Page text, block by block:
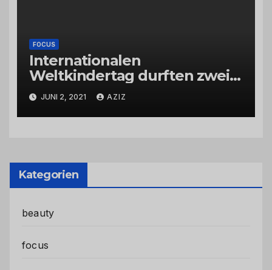
FOCUS
Internationalen
Weltkindertag durften zwei
Kinder den Tierpark
Rheinböllen interviewen!
JUNI 2, 2021 AZIZ
Kategorien
beauty
focus